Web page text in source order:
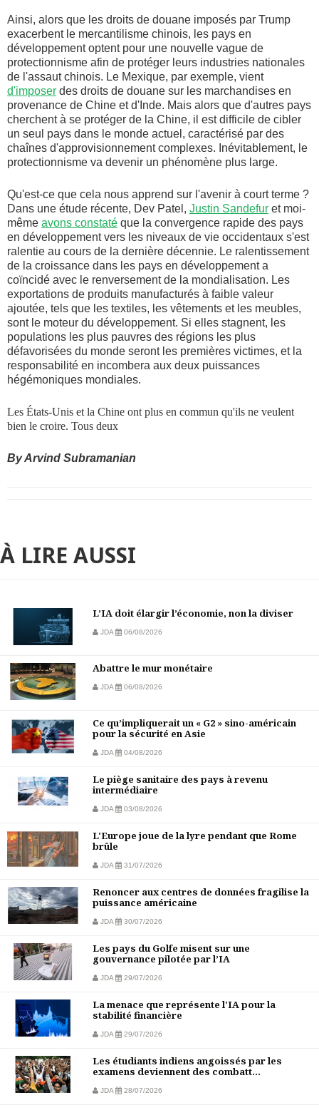
Ainsi, alors que les droits de douane imposés par Trump
exacerbent le mercantilisme chinois, les pays en
développement optent pour une nouvelle vague de
protectionnisme afin de protéger leurs industries nationales
de l'assaut chinois. Le Mexique, par exemple, vient
d'imposer des droits de douane sur les marchandises en
provenance de Chine et d'Inde. Mais alors que d'autres pays
cherchent à se protéger de la Chine, il est difficile de cibler
un seul pays dans le monde actuel, caractérisé par des
chaînes d'approvisionnement complexes. Inévitablement, le
protectionnisme va devenir un phénomène plus large.
Qu'est-ce que cela nous apprend sur l'avenir à court terme ?
Dans une étude récente, Dev Patel, Justin Sandefur et moi-
même avons constaté que la convergence rapide des pays
en développement vers les niveaux de vie occidentaux s'est
ralentie au cours de la dernière décennie. Le ralentissement
de la croissance dans les pays en développement a
coïncidé avec le renversement de la mondialisation. Les
exportations de produits manufacturés à faible valeur
ajoutée, tels que les textiles, les vêtements et les meubles,
sont le moteur du développement. Si elles stagnent, les
populations les plus pauvres des régions les plus
défavorisées du monde seront les premières victimes, et la
responsabilité en incombera aux deux puissances
hégémoniques mondiales.
Les États-Unis et la Chine ont plus en commun qu'ils ne veulent
bien le croire. Tous deux
By Arvind Subramanian
À LIRE AUSSI
L’IA doit élargir l’économie, non la diviser
JDA 06/08/2026
Abattre le mur monétaire
JDA 06/08/2026
Ce qu’impliquerait un « G2 » sino-américain
pour la sécurité en Asie
JDA 04/08/2026
Le piège sanitaire des pays à revenu
intermédiaire
JDA 03/08/2026
L'Europe joue de la lyre pendant que Rome
brûle
JDA 31/07/2026
Renoncer aux centres de données fragilise la
puissance américaine
JDA 30/07/2026
Les pays du Golfe misent sur une
gouvernance pilotée par l’IA
JDA 29/07/2026
La menace que représente l'IA pour la
stabilité financière
JDA 29/07/2026
Les étudiants indiens angoissés par les
examens deviennent des combatt...
JDA 28/07/2026